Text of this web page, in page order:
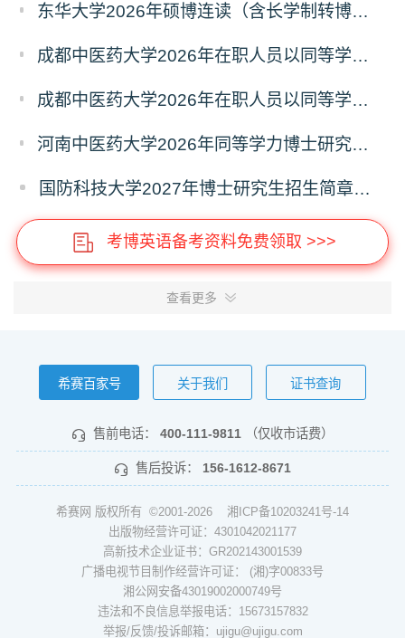
东华大学2026年硕博连读（含长学制转博）博士研究生拟录取名单公示
成都中医药大学2026年在职人员以同等学力申请中西医结合博士学术学位招生章程
成都中医药大学2026年在职人员以同等学力申请中医博士专业学位招生章程
河南中医药大学2026年同等学力博士研究生招生拟进入复试人员名单公示
国防科技大学2027年博士研究生招生简章（预发版）
考博英语备考资料免费领取 >>>
查看更多
希赛百家号 关于我们 证书查询
售前电话： 400-111-9811 （仅收市话费）
售后投诉： 156-1612-8671
希赛网 版权所有 ©2001-2026 湘ICP备10203241号-14
出版物经营许可证：4301042021177
高新技术企业证书：GR202143001539
广播电视节目制作经营许可证： (湘)字00833号
湘公网安备43019002000749号
违法和不良信息举报电话：15673157832
举报/反馈/投诉邮箱：ujigu@ujigu.com